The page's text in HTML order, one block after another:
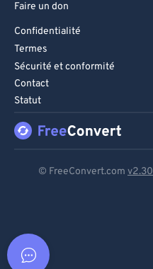
Faire un don
Confidentialité
Termes
Sécurité et conformité
Contact
Statut
© FreeConvert.com v2.30